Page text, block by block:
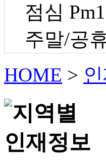
점심
주말/공
HOME >